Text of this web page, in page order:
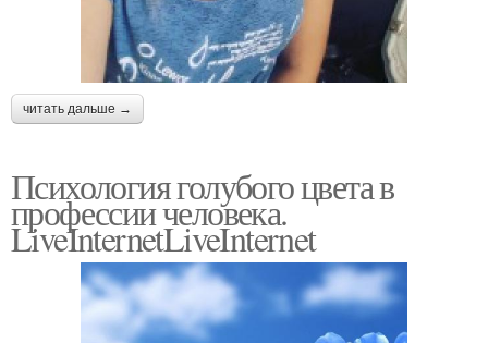
читать дальше →
Психология голубого цвета в
профессии человека.
LiveInternetLiveInternet